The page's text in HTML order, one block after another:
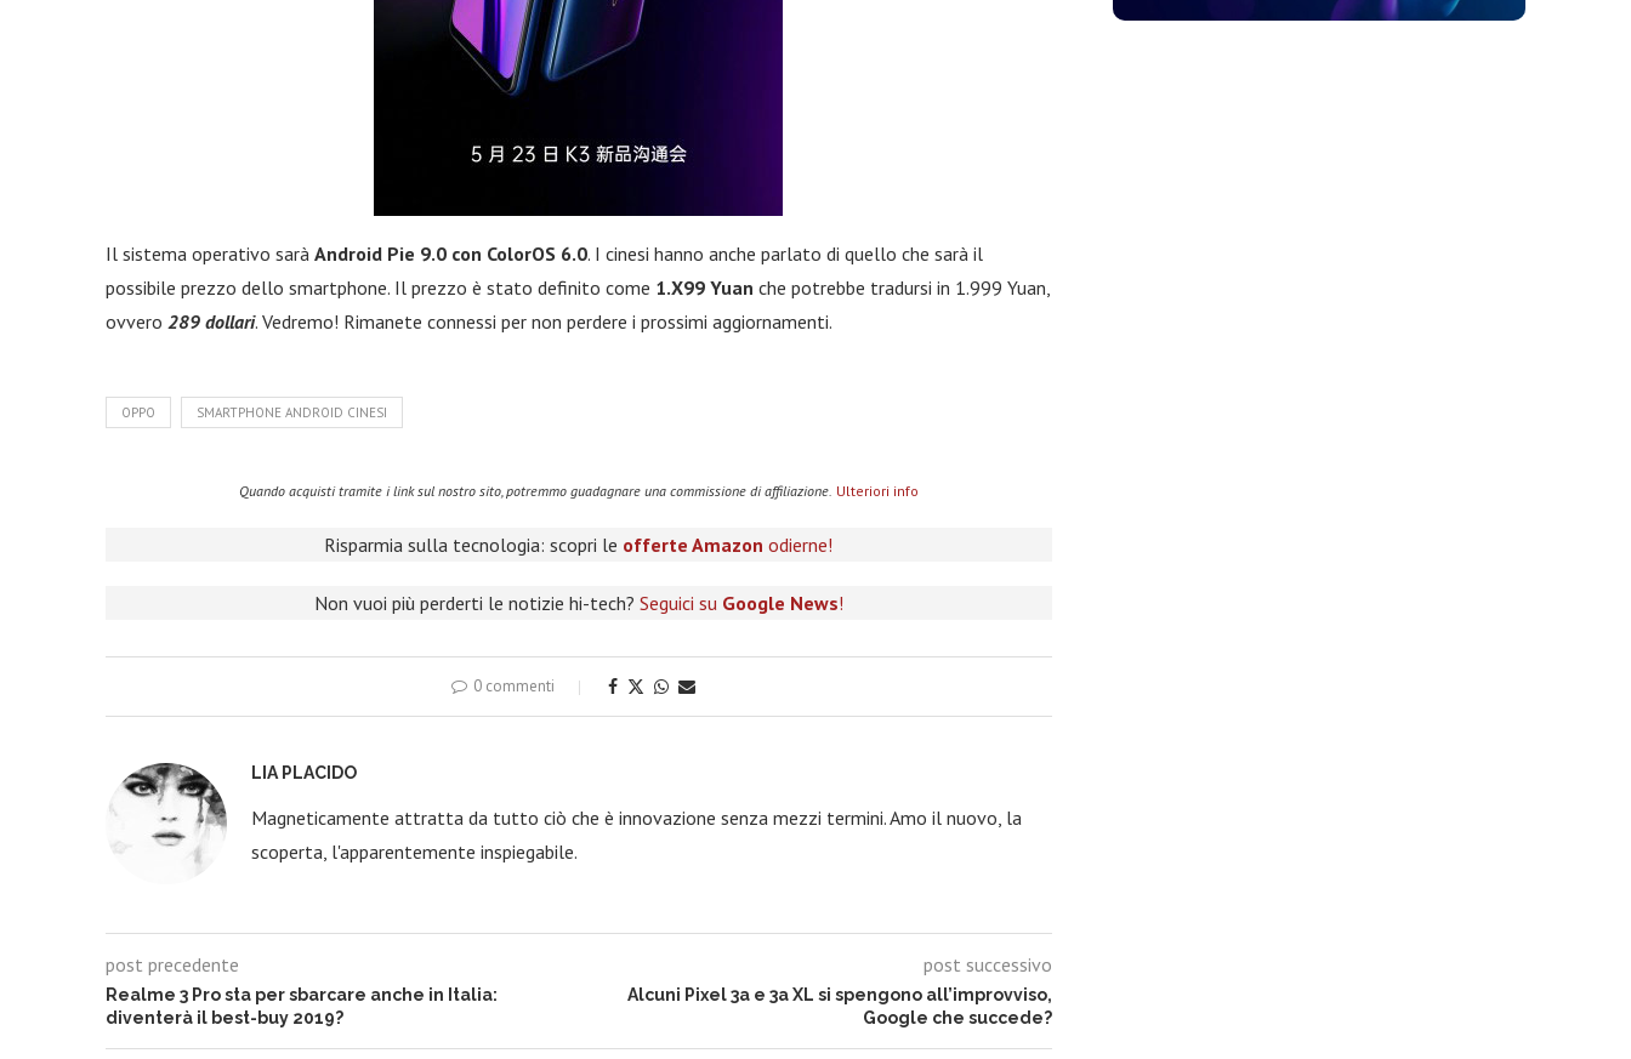
Il sistema operativo sarà Android Pie 9.0 con ColorOS 6.0. I cinesi hanno anche parlato di quello che sarà il
possibile prezzo dello smartphone. Il prezzo è stato definito come 1.X99 Yuan che potrebbe tradursi in 1.999 Yuan,
ovvero 289 dollari. Vedremo! Rimanete connessi per non perdere i prossimi aggiornamenti.
OPPO SMARTPHONE ANDROID CINESI
Quando acquisti tramite i link sul nostro sito, potremmo guadagnare una commissione di affiliazione. Ulteriori info
Risparmia sulla tecnologia: scopri le offerte Amazon odierne!
Non vuoi più perderti le notizie hi-tech? Seguici su Google News!
0 commenti
LIA PLACIDO
Magneticamente attratta da tutto ciò che è innovazione senza mezzi termini. Amo il nuovo, la
scoperta, l'apparentemente inspiegabile.
post precedente
Realme 3 Pro sta per sbarcare anche in Italia:
diventerà il best-buy 2019?
post successivo
Alcuni Pixel 3a e 3a XL si spengono all’improvviso,
Google che succede?